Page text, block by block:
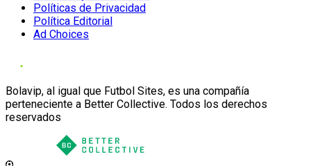
Políticas de Privacidad
Política Editorial
Ad Choices
Bolavip, al igual que Futbol Sites, es una compañía
perteneciente a Better Collective. Todos los derechos
reservados